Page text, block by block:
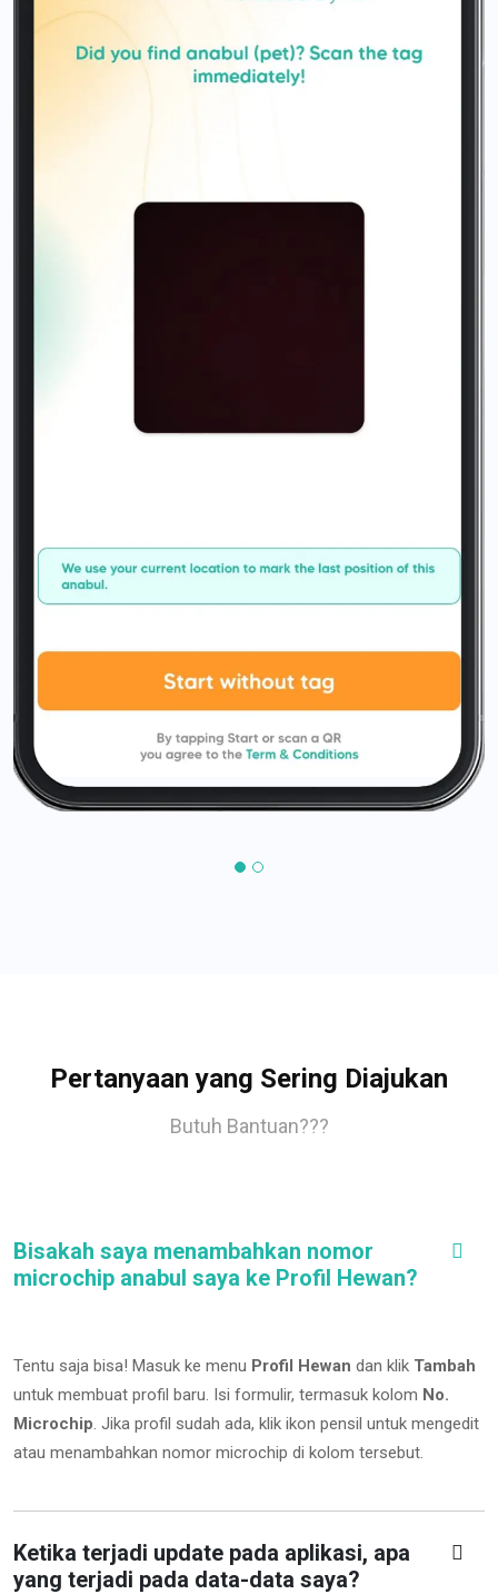
Pertanyaan yang Sering Diajukan
Butuh Bantuan???
Bisakah saya menambahkan nomor
microchip anabul saya ke Profil Hewan?
Tentu saja bisa! Masuk ke menu Profil Hewan dan klik Tambah
untuk membuat profil baru. Isi formulir, termasuk kolom No.
Microchip. Jika profil sudah ada, klik ikon pensil untuk mengedit
atau menambahkan nomor microchip di kolom tersebut.
Ketika terjadi update pada aplikasi, apa
yang terjadi pada data-data saya?